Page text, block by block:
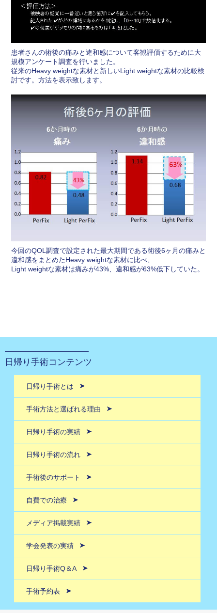
患者さんの術後の痛みと違和感について客観評価するために大
規模アンケート調査を行いました。
従来のHeavy weightな素材と新しいLight weightな素材の比較検
討です。方法を表示致します。
今回のQOL調査で設定された最大期間である術後6ヶ月の痛みと
違和感をまとめたHeavy weightな素材に比べ、
Light weightな素材は痛みが43%、違和感が63%低下していた。
日帰り手術コンテンツ
日帰り手術とは
手術方法と選ばれる理由
日帰り手術の実績
日帰り手術の流れ
手術後のサポート
自費での治療
メディア掲載実績
学会発表の実績
日帰り手術Q＆A
手術予約表